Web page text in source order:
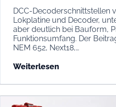
DCC-Decoderschnittstellen
Lokplatine und Decoder,
aber deutlich bei Bauform,
Funktionsumfang. Der
NEM 652, Next18,…
Weiterlesen